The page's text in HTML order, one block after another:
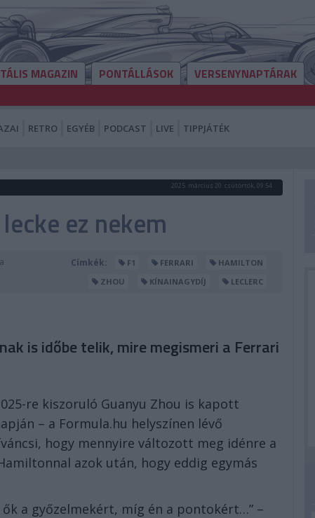
MAGAZIN PONTÁLLÁSOK VERSENYNAPTÁRAK
RETRO EGYÉB PODCAST LIVE TIPPJÁTÉK
2025. március 20. csütörtök, 09:54
ez nekem
Címkék: F1 FERRARI
HAMILTON
ZHOU
KÍNAINAGYDÍJ LECLERC
is időbe telik, mire megismeri a Ferrari
re kiszoruló Guanyu Zhou is kapott
– a Formula.hu helyszínen lévő
hogy mennyire változott meg idénre a
azok után, hogy eddig egymás
a győzelmekért, míg én a pontokért…” –